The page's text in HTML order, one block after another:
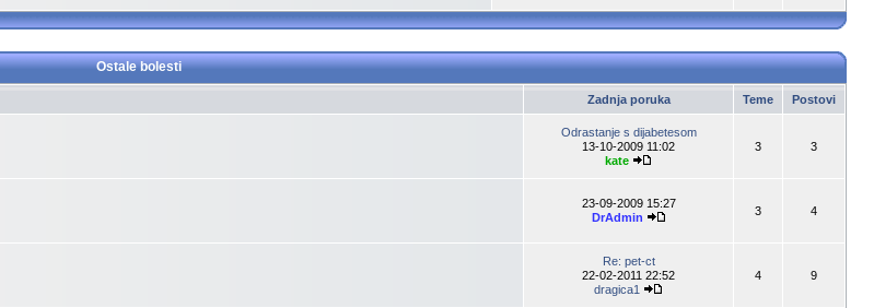
Ostale bolesti
Zadnja poruka Teme Postovi
Odrastanje s dijabetesom
13-10-2009 11:02
kate
3 3
23-09-2009 15:27
DrAdmin
3 4
Re: pet-ct
22-02-2011 22:52
dragica1
4 9